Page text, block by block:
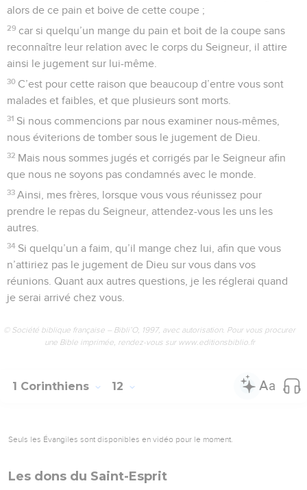
alors de ce pain et boive de cette coupe ;
29 car si quelqu’un mange du pain et boit de la coupe sans
reconnaître leur relation avec le corps du Seigneur, il attire
ainsi le jugement sur lui-même.
30 C’est pour cette raison que beaucoup d’entre vous sont
malades et faibles, et que plusieurs sont morts.
31 Si nous commencions par nous examiner nous-mêmes,
nous éviterions de tomber sous le jugement de Dieu.
32 Mais nous sommes jugés et corrigés par le Seigneur afin
que nous ne soyons pas condamnés avec le monde.
33 Ainsi, mes frères, lorsque vous vous réunissez pour
prendre le repas du Seigneur, attendez-vous les uns les
autres.
34 Si quelqu’un a faim, qu’il mange chez lui, afin que vous
n’attiriez pas le jugement de Dieu sur vous dans vos
réunions. Quant aux autres questions, je les réglerai quand
je serai arrivé chez vous.
© Société biblique française – Bibli’O, 1997, avec autorisation. Pour vous procurer
une Bible imprimée, rendez-vous sur www.editionsbiblio.fr
1 Corinthiens 12
Seuls les Évangiles sont disponibles en vidéo pour le moment.
Les dons du Saint-Esprit